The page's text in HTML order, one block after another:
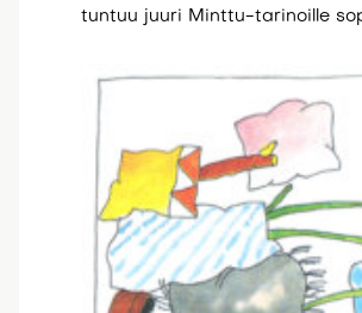
tuntuu juuri Minttu-tarinoille